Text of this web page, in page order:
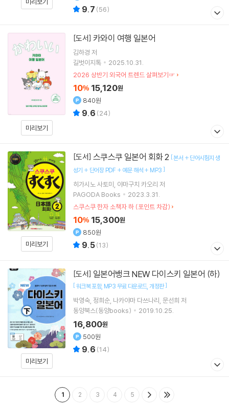
9.7 (56)
미리보기
[도서] 카와이 여행 일본어
김하경 저
길벗이지톡
2025.10.31.
2026 상반기 외국어 트렌드 살펴보기☞
10% 15,120원
840원
9.6 (24)
미리보기
[도서] 스쿠스쿠 일본어 회화 2 [본서 + 단어시험지 생
성기 + 단어장 PDF + 예문 해석 + MP3 ]
히가시노 사토미 야마구치 카오리 저
PAGODA Books
2023.3.31.
스쿠스쿠 한자 소책자 하 (포인트 차감)
10% 15,300원
850원
9.5(13)
미리보기
[도서] 일본어뱅크 NEW 다이스키 일본어 (하)
[워크북 포함 MP3 무료 다운로드 개정판]
박영숙 정희순 나카야마 다쓰나리 문선희 저
동양북스(동양books)
2019.10.25.
16,800원
500원
9.6 (14)
1 2 3 4 5